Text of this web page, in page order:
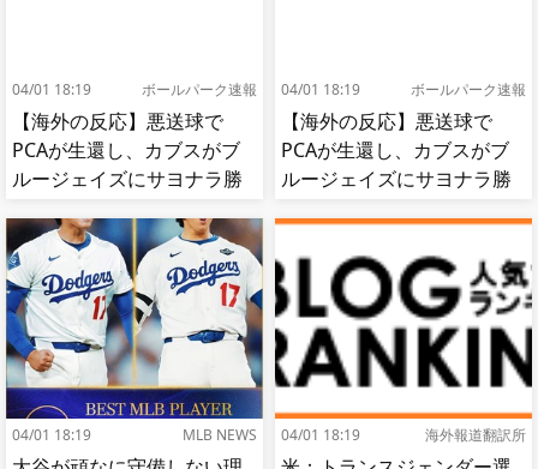
04/01 18:19 ボールパーク速報
【海外の反応】悪送球で
PCAが生還し、カブスがブ
ルージェイズにサヨナラ勝
04/01 18:19 ボールパーク速報
【海外の反応】悪送球で
PCAが生還し、カブスがブ
ルージェイズにサヨナラ勝
04/01 18:19 MLB NEWS 04/01 18:19 海外報道翻訳所